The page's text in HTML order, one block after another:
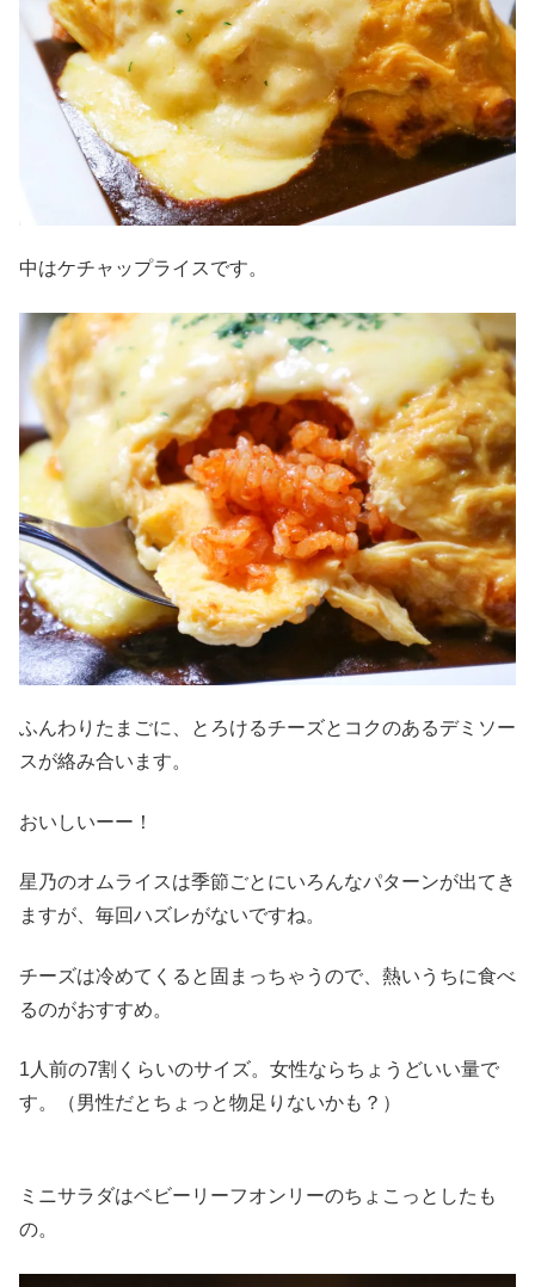
中はケチャップライスです。
ふんわりたまごに、とろけるチーズとコクのあるデミソー
スが絡み合います。
おいしいーー！
星乃のオムライスは季節ごとにいろんなパターンが出てき
ますが、毎回ハズレがないですね。
チーズは冷めてくると固まっちゃうので、熱いうちに食べ
るのがおすすめ。
1人前の7割くらいのサイズ。女性ならちょうどいい量で
す。（男性だとちょっと物足りないかも？）
ミニサラダはベビーリーフオンリーのちょこっとしたも
の。